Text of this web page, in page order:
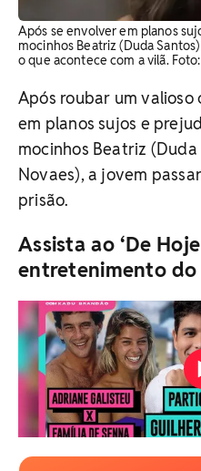
Após se envolver em planos
mocinhos Beatriz (Duda
o que acontece com a vilã.
Após roubar um
em planos sujos e
mocinhos Beatriz
Novaes), a jovem
prisão.
Assista ao ‘De
entretenimento do